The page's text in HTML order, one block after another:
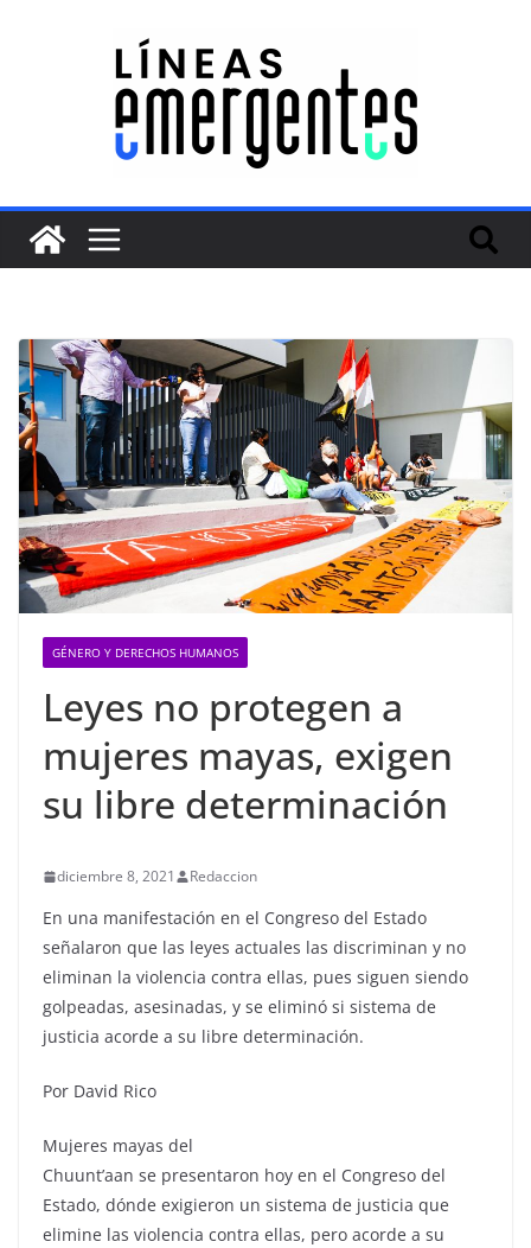
GÉNERO Y DERECHOS HUMANOS
Leyes no protegen a
mujeres mayas, exigen
su libre determinación
diciembre 8, 2021 Redaccion
En una manifestación en el Congreso del Estado
señalaron que las leyes actuales las discriminan y no
eliminan la violencia contra ellas, pues siguen siendo
golpeadas, asesinadas, y se eliminó si sistema de
justicia acorde a su libre determinación.
Por David Rico
Mujeres mayas del
Chuunt’aan se presentaron hoy en el Congreso del
Estado, dónde exigieron un sistema de justicia que
elimine las violencia contra ellas, pero acorde a su